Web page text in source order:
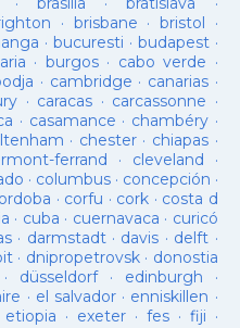
· brisbane · bristol ·
· bucuresti · budapest·
· burgos· cabo verde ·
· cambridge · canarias·
· caracas · carcassonne ·
· casamance · chambéry·
· chester· chiapas ·
ferrand · cleveland ·
· columbus· concepción ·
· corfu · cork · costa d
· cuba · cuernavaca · curicó
· darmstadt· davis · delft ·
· dnipropetrovsk· donostia
· düsseldorf· edinburgh ·
· el salvador · enniskillen ·
etiopia · exeter· fes· fiji ·